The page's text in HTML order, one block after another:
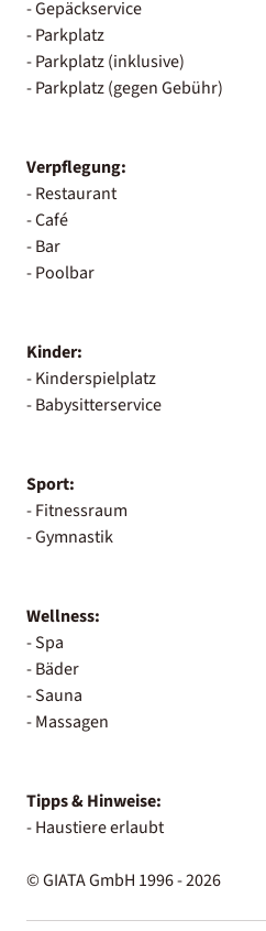
- Gepäckservice
- Parkplatz
- Parkplatz (inklusive)
- Parkplatz (gegen Gebühr)
Verpflegung:
- Restaurant
- Café
- Bar
- Poolbar
Kinder:
- Kinderspielplatz
- Babysitterservice
Sport:
- Fitnessraum
- Gymnastik
Wellness:
- Spa
- Bäder
- Sauna
- Massagen
Tipps & Hinweise:
- Haustiere erlaubt
© GIATA GmbH 1996 - 2026